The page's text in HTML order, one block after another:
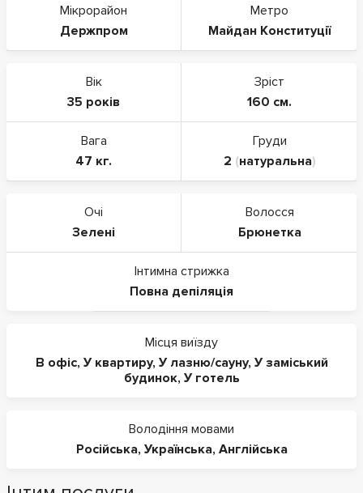
Мікрорайон
Держпром
Метро
Майдан Конституції
Вік
35 років
Зріст
160 см.
Вага
47 кг.
Груди
2 (натуральна)
Очі
Зелені
Волосся
Брюнетка
Інтимна стрижка
Повна депіляція
Місця виїзду
В офіс, У квартиру, У лазню/сауну, У заміський
будинок, У готель
Володіння мовами
Російська, Українська, Англійська